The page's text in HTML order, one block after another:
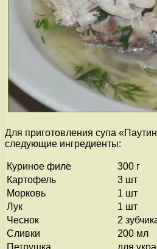
Для приготовления супа
следующие ингредиенты:
Куриное филе
300 г
Картофель
3 шт
Морковь
1 шт
Лук
1 шт
Чеснок
2
Сливки
200 мл
Петрушка
для